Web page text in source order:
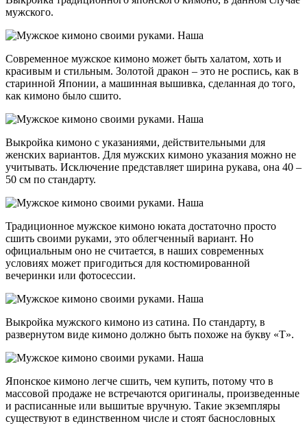
мужского.
Современное мужское кимоно может быть халатом, хоть и
красивым и стильным. Золотой дракон – это не роспись, как в
старинной Японии, а машинная вышивка, сделанная до того,
как кимоно было сшито.
Выкройка кимоно с указаниями, действительными для
женских вариантов. Для мужских кимоно указания можно не
учитывать. Исключение представляет ширина рукава, она 40 –
50 см по стандарту.
Традиционное мужское кимоно юката достаточно просто
сшить своими руками, это облегченный вариант. Но
официальным оно не считается, в наших современных
условиях может пригодиться для костюмированной
вечеринки или фотосессии.
Выкройка мужского кимоно из сатина. По стандарту, в
развернутом виде кимоно должно быть похоже на букву «Т».
Японское кимоно легче сшить, чем купить, потому что в
массовой продаже не встречаются оригиналы, произведенные
и расписанные или вышитые вручную. Такие экземпляры
существуют в единственном числе и стоят баснословных